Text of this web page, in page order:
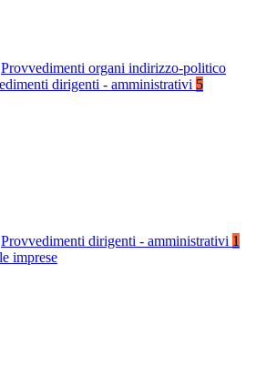
Provvedimenti organi indirizzo-politico
dirigenti - amministrativi 5
Provvedimenti dirigenti - amministrativi 1
imprese